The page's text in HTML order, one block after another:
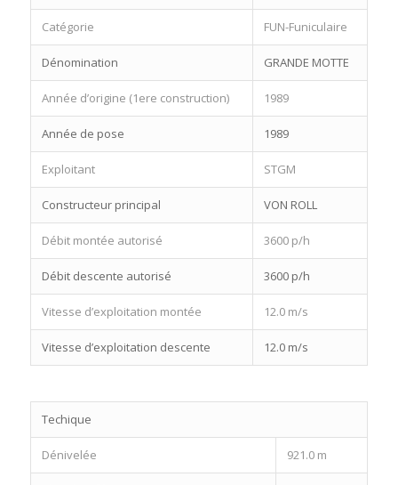
Catégorie FUN-Funiculaire
Dénomination GRANDE MOTTE
Année d’origine (1ere construction) 1989
Année de pose 1989
Exploitant STGM
Constructeur principal VON ROLL
Débit montée autorisé 3600 p/h
Débit descente autorisé 3600 p/h
Vitesse d’exploitation montée 12.0 m/s
Vitesse d’exploitation descente 12.0 m/s
Techique
Dénivelée 921.0 m